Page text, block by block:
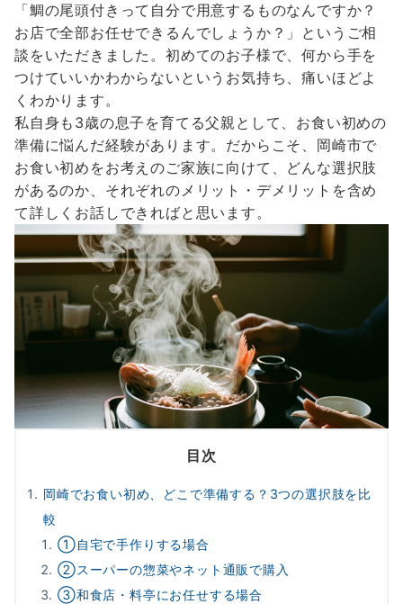
「鯛の尾頭付きって自分で用意するものなんですか？
お店で全部お任せできるんでしょうか？」というご相
談をいただきました。初めてのお子様で、何から手を
つけていいかわからないというお気持ち、痛いほどよ
くわかります。
私自身も3歳の息子を育てる父親として、お食い初めの
準備に悩んだ経験があります。だからこそ、岡崎市で
お食い初めをお考えのご家族に向けて、どんな選択肢
があるのか、それぞれのメリット・デメリットを含め
て詳しくお話しできればと思います。
目次
岡崎でお食い初め、どこで準備する？3つの選択肢を比
較
①自宅で手作りする場合
②スーパーの惣菜やネット通販で購入
③和食店・料亭にお任せする場合